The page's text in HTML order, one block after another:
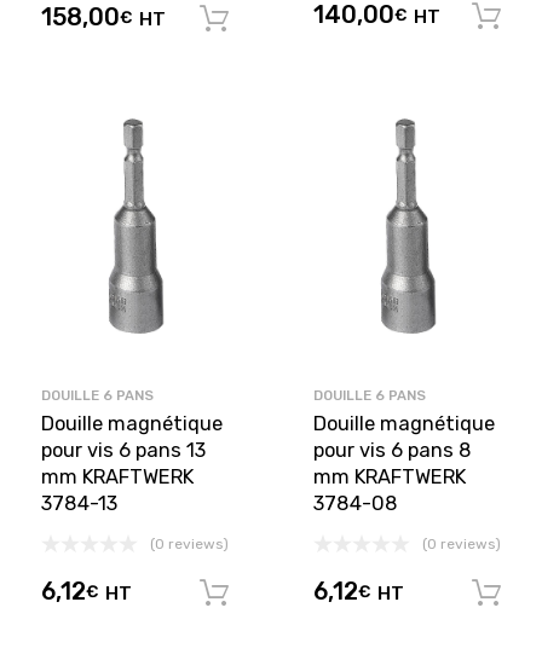
158,00€ HT Ajouter au panier
140,00€ HT
DOUILLE 6 PANS
Douille magnétique
pour vis 6 pans 13
mm KRAFTWERK
3784-13
(0 reviews)
6,12€ HT Ajouter au panier
DOUILLE 6 PANS
Douille magnétique
pour vis 6 pans 8
mm KRAFTWERK
3784-08
(0 reviews)
6,12€ HT